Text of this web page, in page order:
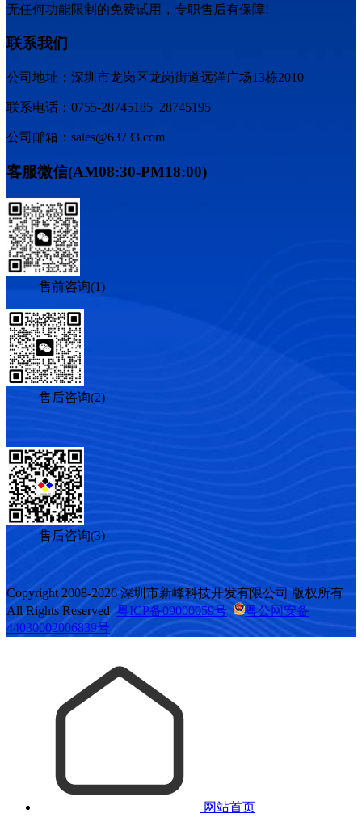
无任何功能限制的免费试用，专职售后有保障!
联系我们
公司地址：深圳市龙岗区龙岗街道远洋广场13栋2010
联系电话：0755-28745185 28745195
公司邮箱：sales@63733.com
客服微信(AM08:30-PM18:00)
售前咨询(1)
售后咨询(2)
售后咨询(3)
Copyright 2008-2026 深圳市新峰科技开发有限公司 版权所有
All Rights Reserved 粤ICP备09000059号
粤公网安备
44030002006839号
网站首页